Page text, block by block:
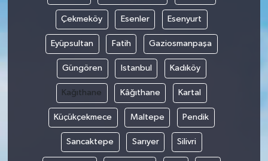
Çekmeköy Esenler Esenyurt
Eyüpsultan Fatih Gaziosmanpaşa
Güngören Istanbul Kadıköy
Kağıthane Kâğıthane Kartal
Küçükçekmece Maltepe Pendik
Sancaktepe Sarıyer Silivri